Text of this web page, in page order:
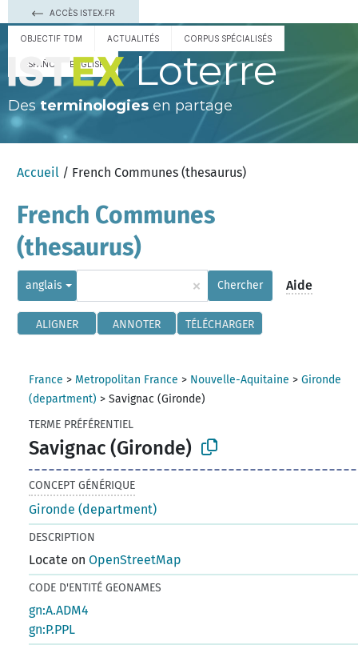
ACCÈS ISTEX.FR
OBJECTIF TDM ACTUALITÉS CORPUS SPÉCIALISÉS
ESPAÑOL ENGLISH Loterre
Des terminologies en partage
Accueil / French Communes (thesaurus)
French Communes
(thesaurus)
anglais × Chercher Aide
ALIGNER ANNOTER TÉLÉCHARGER
France > Metropolitan France > Nouvelle-Aquitaine >Gironde
(department) >Savignac (Gironde)
TERME PRÉFÉRENTIEL
Savignac (Gironde)
CONCEPT GÉNÉRIQUE
Gironde (department)
DESCRIPTION
Locate onOpenStreetMap
CODE D'ENTITÉ GEONAMES
gn:A.ADM4
gn:P.PPL